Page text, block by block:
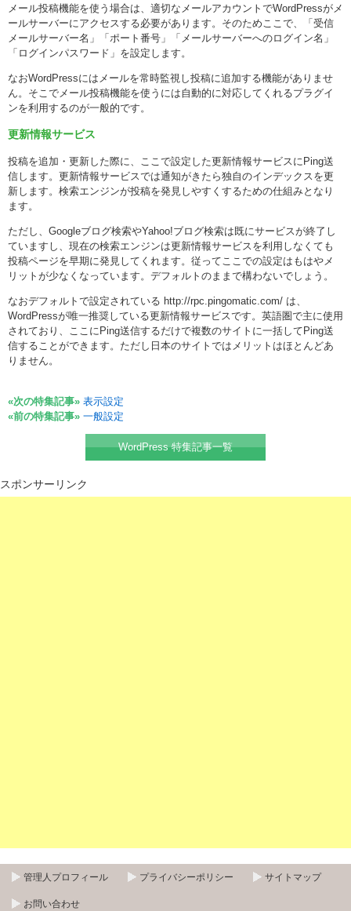
メール投稿機能を使う場合は、適切なメールアカウントでWordPressがメ
ールサーバーにアクセスする必要があります。そのためここで、「受信
メールサーバー名」「ポート番号」「メールサーバーへのログイン名」
「ログインパスワード」を設定します。
なおWordPressにはメールを常時監視し投稿に追加する機能がありませ
ん。そこでメール投稿機能を使うには自動的に対応してくれるプラグイ
ンを利用するのが一般的です。
更新情報サービス
投稿を追加・更新した際に、ここで設定した更新情報サービスにPing送
信します。更新情報サービスでは通知がきたら独自のインデックスを更
新します。検索エンジンが投稿を発見しやすくするための仕組みとなり
ます。
ただし、Googleブログ検索やYahoo!ブログ検索は既にサービスが終了し
ていますし、現在の検索エンジンは更新情報サービスを利用しなくても
投稿ページを早期に発見してくれます。従ってここでの設定はもはやメ
リットが少なくなっています。デフォルトのままで構わないでしょう。
なおデフォルトで設定されている http://rpc.pingomatic.com/ は、
WordPressが唯一推奨している更新情報サービスです。英語圏で主に使用
されており、ここにPing送信するだけで複数のサイトに一括してPing送
信することができます。ただし日本のサイトではメリットはほとんどあ
りません。
«次の特集記事» 表示設定
«前の特集記事» 一般設定
WordPress 特集記事一覧
スポンサーリンク
管理人プロフィール プライバシーポリシー サイトマップ
お問い合わせ